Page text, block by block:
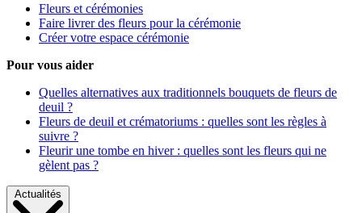
Fleurs et cérémonies
Faire livrer des fleurs pour la cérémonie
Créer votre espace cérémonie
Pour vous aider
Quelles alternatives aux traditionnels bouquets de fleurs de
deuil ?
Fleurs de deuil et crématoriums : quelles sont les règles à
suivre ?
Fleurir une tombe en hiver : quelles sont les fleurs qui ne
gèlent pas ?
Actualités